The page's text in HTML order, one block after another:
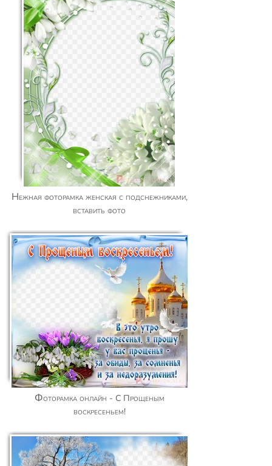
Нежная фоторамка женская с подснежниками,
вставить фото
Фоторамка онлайн - С Прощеным
воскресеньем!